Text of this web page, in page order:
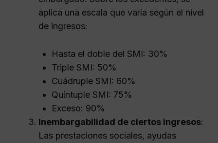
aplica una escala que varía según el nivel
de ingresos:
Hasta el doble del SMI: 30%
Triple SMI: 50%
Cuádruple SMI: 60%
Quíntuple SMI: 75%
Exceso: 90%
Inembargabilidad de ciertos ingresos:
Las prestaciones sociales, ayudas